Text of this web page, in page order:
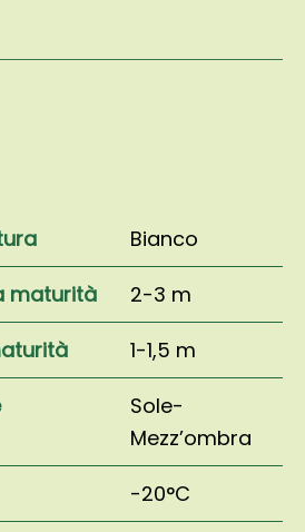
Bianco
maturità
2-3 m
1-1,5 m
Sole-
Mezz’ombra
-20°C